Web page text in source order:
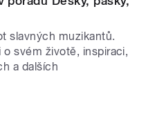
slavných muzikantů.
svém životě, inspiraci,
a dalších